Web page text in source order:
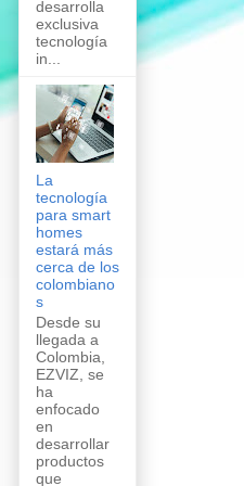
desarrolla
exclusiva
tecnología
in...
La
tecnología
para smart
homes
estará más
cerca de los
colombiano
s
Desde su
llegada a
Colombia,
EZVIZ, se
ha
enfocado
en
desarrollar
productos
que